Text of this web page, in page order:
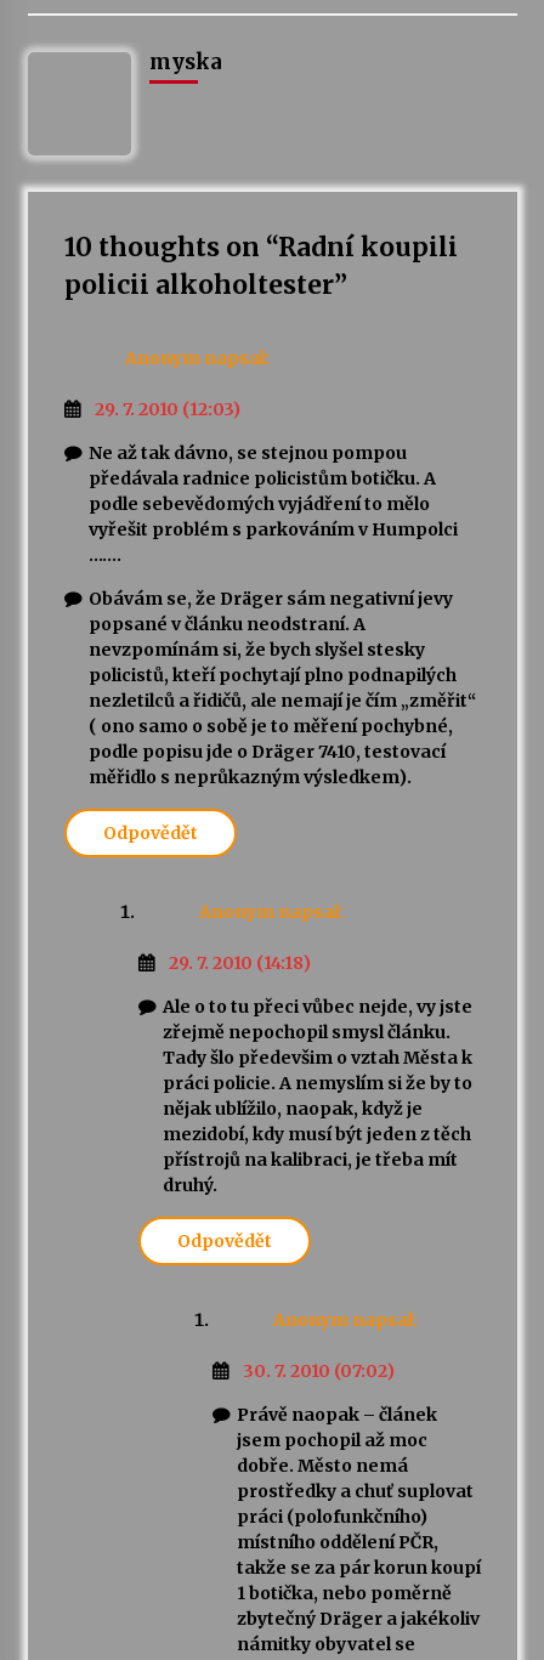
myska
10 thoughts on “Radní koupili
policii alkoholtester”
Anonym napsal:
29. 7. 2010 (12:03)
Ne až tak dávno, se stejnou pompou
předávala radnice policistům botičku. A
podle sebevědomých vyjádření to mělo
vyřešit problém s parkováním v Humpolci
…….
Obávám se, že Dräger sám negativní jevy
popsané v článku neodstraní. A
nevzpomínám si, že bych slyšel stesky
policistů, kteří pochytají plno podnapilých
nezletilců a řidičů, ale nemají je čím „změřit“
( ono samo o sobě je to měření pochybné,
podle popisu jde o Dräger 7410, testovací
měřidlo s neprůkazným výsledkem).
Odpovědět
Anonym napsal:
29. 7. 2010 (14:18)
Ale o to tu přeci vůbec nejde, vy jste
zřejmě nepochopil smysl článku.
Tady šlo předevšim o vztah Města k
práci policie. A nemyslím si že by to
nějak ublížilo, naopak, když je
mezidobí, kdy musí být jeden z těch
přístrojů na kalibraci, je třeba mít
druhý.
Odpovědět
Anonym napsal:
30. 7. 2010 (07:02)
Právě naopak – článek
jsem pochopil až moc
dobře. Město nemá
prostředky a chuť suplovat
práci (polofunkčního)
místního oddělení PČR,
takže se za pár korun koupí
1 botička, nebo poměrně
zbytečný Dräger a jakékoliv
námitky obyvatel se